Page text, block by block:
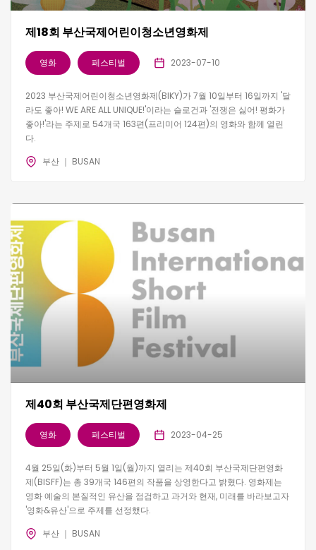
제18회 부산국제어린이청소년영화제
영화 페스티벌 2023-07-10
2023 부산국제어린이청소년영화제(BIKY)가 7월 10일부터 16일까지 '달
라도 좋아! WE ARE ALL UNIQUE!'이라는 슬로건과 '전쟁은 싫어! 평화가
좋아!'라는 주제로 54개국 163편(프리미어 124편)의 영화와 함께 열린
다.
부산 ｜ BUSAN
제40회 부산국제단편영화제
영화 페스티벌 2023-04-25
4월 25일(화)부터 5월 1일(월)까지 열리는 제40회 부산국제단편영화
제(BISFF)는 총 39개국 146편의 작품을 상영한다고 밝혔다. 영화제는
영화 예술의 본질적인 유산을 점검하고 과거와 현재, 미래를 바라보고자
'영화&유산'으로 주제를 선정했다.
부산 ｜ BUSAN